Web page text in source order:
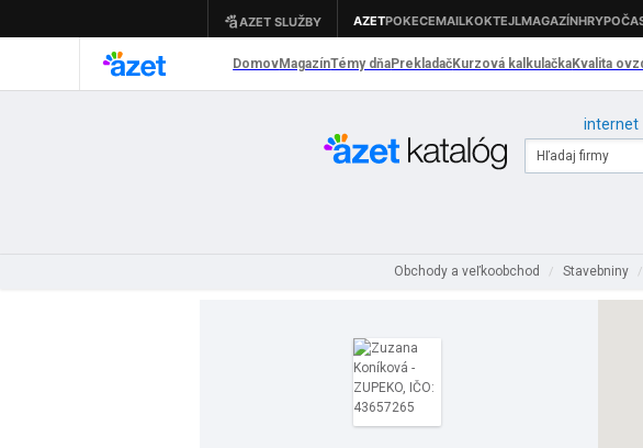
internet
Obchody a veľkoobchod / Stavebniny /